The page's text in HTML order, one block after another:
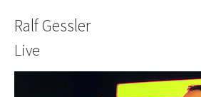
Ralf Gessler
Live
Show larger version for: